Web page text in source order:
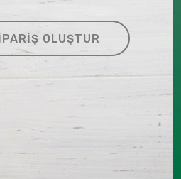
OLUŞTUR